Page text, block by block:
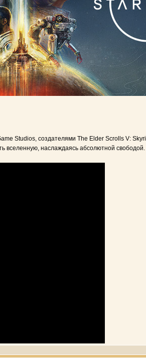
Studios, создателями The Elder Scrolls V:
вселенную, наслаждаясь абсолютной свободой.